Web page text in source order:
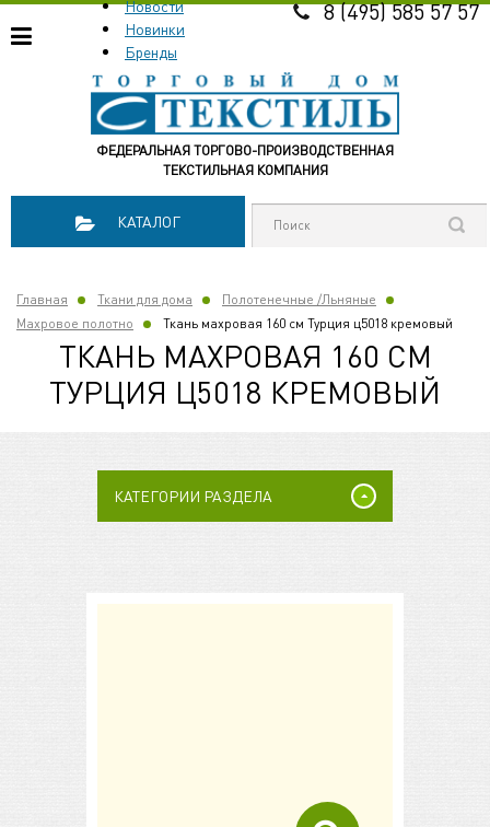
ФЕДЕРАЛЬНАЯ ТОРГОВО-ПРОИЗВОДСТВЕННАЯ
ТЕКСТИЛЬНАЯ КОМПАНИЯ
Новости
Новинки
Бренды
8 (495) 585 57 57
КАТАЛОГ
Главная Ткани для дома
Полотенечные /Льняные
Махровое полотно
Ткань махровая 160 см Турция ц5018 кремовый
ТКАНЬ МАХРОВАЯ 160 СМ
ТУРЦИЯ Ц5018 КРЕМОВЫЙ
КАТЕГОРИИ РАЗДЕЛА